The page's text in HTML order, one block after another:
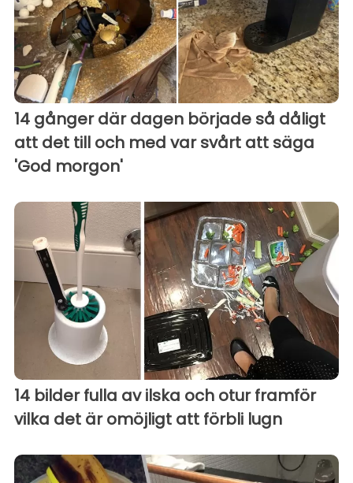
14 gånger där dagen började så dåligt
att det till och med var svårt att säga
'God morgon'
14 bilder fulla av ilska och otur framför
vilka det är omöjligt att förbli lugn